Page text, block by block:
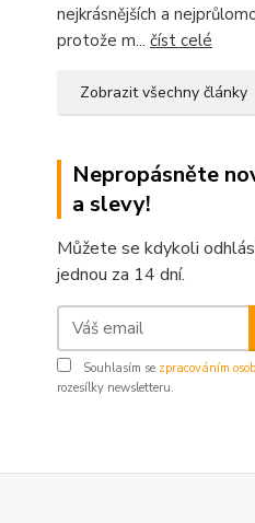
nejkrásnějších a
protože m... číst celé
Zobrazit všechny články
Nepropásněte
a slevy!
Můžete se kdykoli
jednou za 14 dní.
Souhlasím se zpracováním
rozesílky newsletteru.